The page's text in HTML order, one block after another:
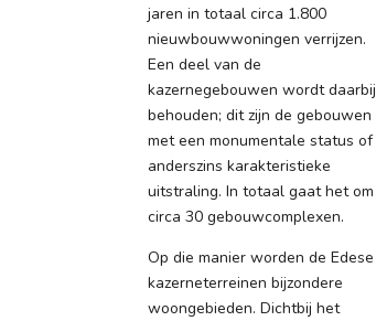
jaren in totaal circa 1.800
nieuwbouwwoningen verrijzen.
Een deel van de
kazernegebouwen wordt daarbij
behouden; dit zijn de gebouwen
met een monumentale status of
anderszins karakteristieke
uitstraling. In totaal gaat het om
circa 30 gebouwcomplexen.
Op die manier worden de Edese
kazerneterreinen bijzondere
woongebieden. Dichtbij het